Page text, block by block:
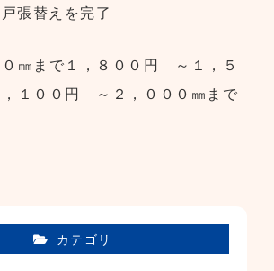
張替えを完了
㎜まで１，８００円 ～１，５
，１００円 ～２，０００㎜まで
カテゴリ